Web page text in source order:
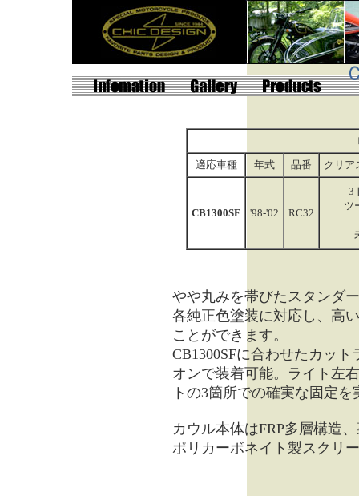
適応車種
年式 品番 クリア
CB1300SF '98-'02 RC32
3
ツ
やや丸みを帯びたスタンダ
各純正色塗装に対応し、高
ことができます。
CB1300SFに合わせたカッ
オンで装着可能。ライト左
トの3箇所での確実な固定
カウル本体はFRP多層構造
ポリカーボネイト製スクリ